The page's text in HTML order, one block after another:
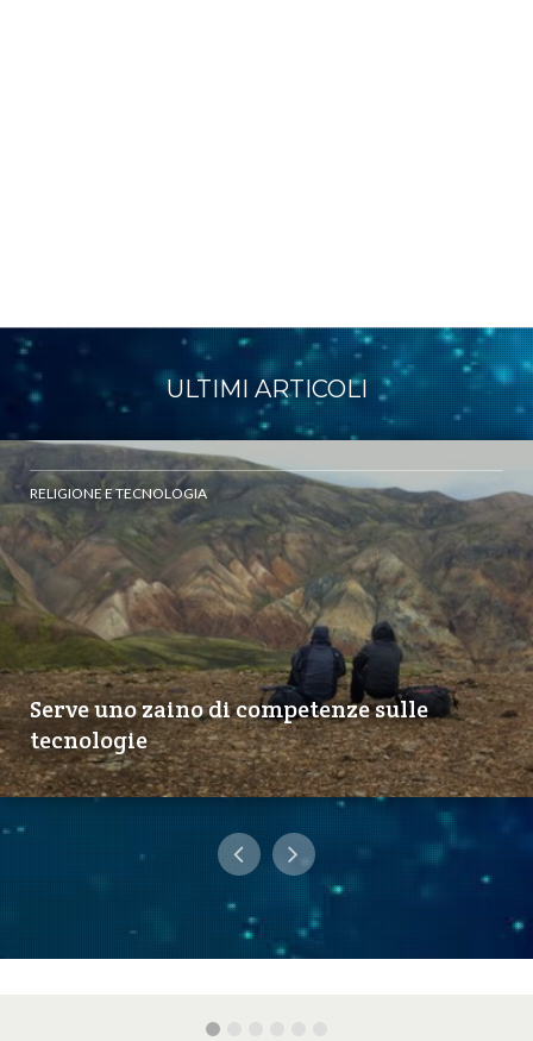
ULTIMI ARTICOLI
RELIGIONE E TECNOLOGIA
Serve uno zaino di competenze sulle
tecnologie